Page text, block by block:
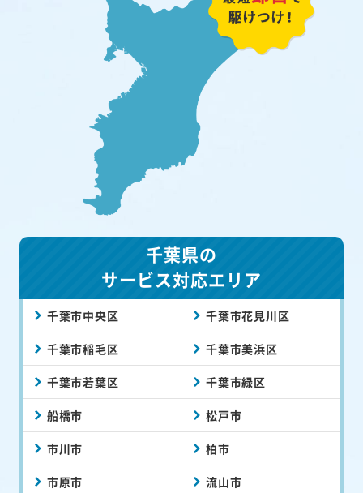
千葉県の
サービス対応エリア
千葉市中央区 千葉市花見川区
千葉市稲毛区 千葉市美浜区
千葉市若葉区 千葉市緑区
船橋市 松戸市
市川市 柏市
市原市 流山市